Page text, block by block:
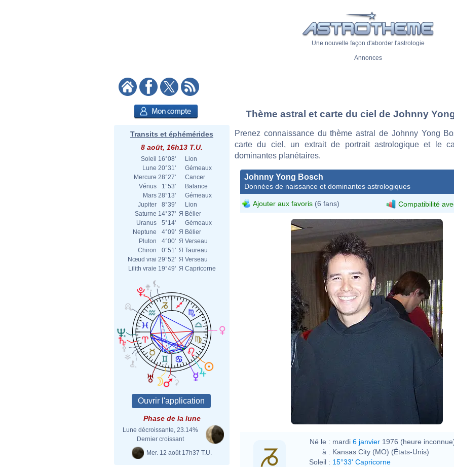
Une nouvelle façon d'aborder l'astrologie
Annonces
Transits et éphémérides
8 août, 16h13 T.U.
Soleil 16°08'
Lion
Lune 20°31'
Gémeaux
Mercure 28°27'
Cancer
Vénus
1°53'
Balance
Mars 28°13'
Gémeaux
Jupiter
8°39'
Lion
Saturne 14°37' Я Bélier
Uranus
5°14'
Gémeaux
Neptune
4°09' Я Bélier
Pluton
4°00' Я Verseau
Chiron
0°51' Я Taureau
Nœud vrai 29°52' Я Verseau
Lilith vraie 19°49' Я Capricorne
Phase de la lune
Lune décroissante, 23.14%
Dernier croissant
Mer. 12 août 17h37 T.U.
Thème astral et carte du ciel de Johnny
Prenez connaissance du thème astral de Johnny Yong
carte du ciel, un extrait de portrait astrologique et le
dominantes planétaires.
Johnny Yong Bosch
Données de naissance et dominantes astrologiques
Ajouter aux favoris (6 fans) Compatibilité
Né le : mardi 6 janvier 1976 (heure
à : Kansas City (MO) (États-Unis)
Soleil : 15°33' Capricorne